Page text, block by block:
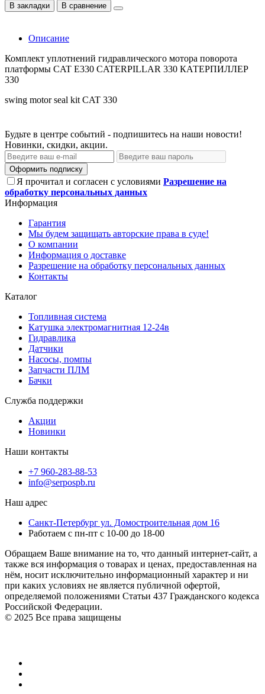
В закладки
В сравнение
Описание
Комплект уплотнений гидравлического мотора поворота
платформы CAT E330 CATERPILLAR 330 КАТЕРПИЛЛЕР
330
swing motor seal kit CAT 330
Будьте в центре событий - подпишитесь на наши новости!
Новинки, скидки, акции.
Оформить подписку
Я прочитал и согласен с условиями Разрешение на
обработку персональных данных
Информация
Гарантия
Мы будем защищать авторские права в суде!
О компании
Информация о доставке
Разрешение на обработку персональных данных
Контакты
Каталог
Топливная система
Катушка электромагнитная 12-24в
Гидравлика
Датчики
Насосы, помпы
Запчасти ПЛМ
Бачки
Служба поддержки
Акции
Новинки
Наши контакты
+7 960-283-88-53
info@serpospb.ru
Наш адрес
Санкт-Петербург ул. Домостроительная дом 16
Работаем с пн-пт с 10-00 до 18-00
Обращаем Ваше внимание на то, что данный интернет-сайт, а
также вся информация о товарах и ценах, предоставленная на
нём, носит исключительно информационный характер и ни
при каких условиях не является публичной офертой,
определяемой положениями Статьи 437 Гражданского кодекса
Российской Федерации.
© 2025 Все права защищены